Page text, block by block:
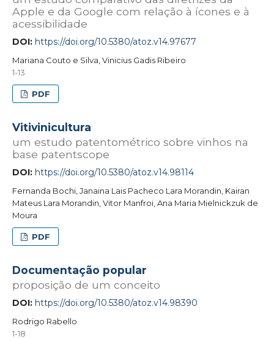
Apple e da Google com relação à ícones e à
acessibilidade
DOI: https://doi.org/10.5380/atoz.v14.97677
Mariana Couto e Silva, Vinicius Gadis Ribeiro
1-13
PDF
Vitivinicultura
um estudo patentométrico sobre vinhos na
base patentscope
DOI: https://doi.org/10.5380/atoz.v14.98114
Fernanda Bochi, Janaina Lais Pacheco Lara Morandin, Kairan
Mateus Lara Morandin, Vitor Manfroi, Ana Maria Mielnickzuk de
Moura
PDF
Documentação popular
proposição de um conceito
DOI: https://doi.org/10.5380/atoz.v14.98390
Rodrigo Rabello
1-18